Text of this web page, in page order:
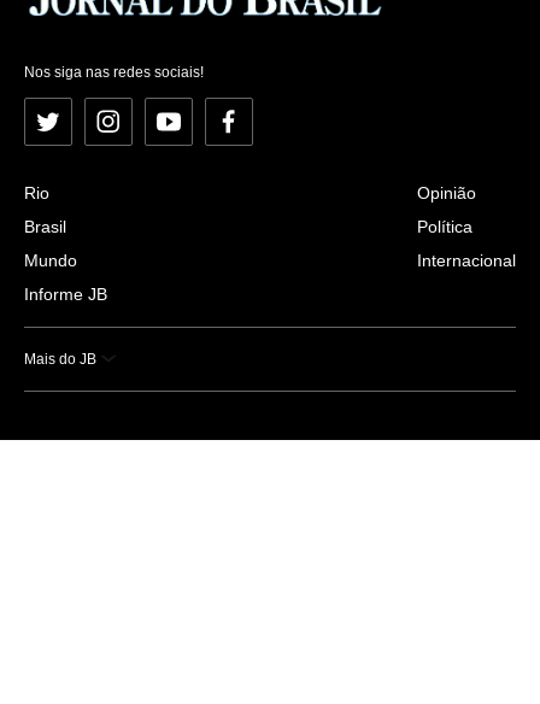
Nos siga nas redes sociais!
Twitter InstagramYouTubeFacebook
Rio
Brasil
Mundo
Informe JB
Opinião
Política
Internacional
Mais do JB
Esportes